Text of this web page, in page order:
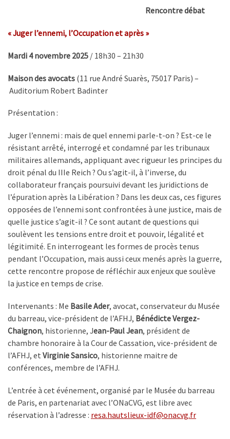
Rencontre débat
« Juger l’ennemi, l’Occupation et après »
Mardi 4 novembre 2025 / 18h30 – 21h30
Maison des avocats (11 rue André Suarès, 75017 Paris) –
Auditorium Robert Badinter
Présentation :
Juger l’ennemi : mais de quel ennemi parle-t-on ? Est-ce le
résistant arrêté, interrogé et condamné par les tribunaux
militaires allemands, appliquant avec rigueur les principes du
droit pénal du IIIe Reich ? Ou s’agit-il, à l’inverse, du
collaborateur français poursuivi devant les juridictions de
l’épuration après la Libération ? Dans les deux cas, ces figures
opposées de l’ennemi sont confrontées à une justice, mais de
quelle justice s’agit-il ? Ce sont autant de questions qui
soulèvent les tensions entre droit et pouvoir, légalité et
légitimité. En interrogeant les formes de procès tenus
pendant l’Occupation, mais aussi ceux menés après la guerre,
cette rencontre propose de réfléchir aux enjeux que soulève
la justice en temps de crise.
Intervenants : Me Basile Ader, avocat, conservateur du Musée
du barreau, vice-président de l’AFHJ, Bénédicte Vergez-
Chaignon, historienne, Jean-Paul Jean, président de
chambre honoraire à la Cour de Cassation, vice-président de
l’AFHJ, et Virginie Sansico, historienne maitre de
conférences, membre de l’AFHJ.
L’entrée à cet événement, organisé par le Musée du barreau
de Paris, en partenariat avec l’ONaCVG, est libre avec
réservation à l’adresse : resa.hautslieux-idf@onacvg.fr